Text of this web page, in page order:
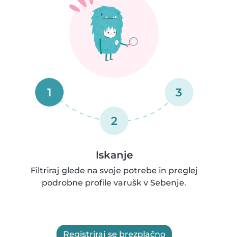
1
2
3
Iskanje
Filtriraj glede na svoje potrebe in preglej
podrobne profile varušk v Sebenje.
Registriraj se brezplačno